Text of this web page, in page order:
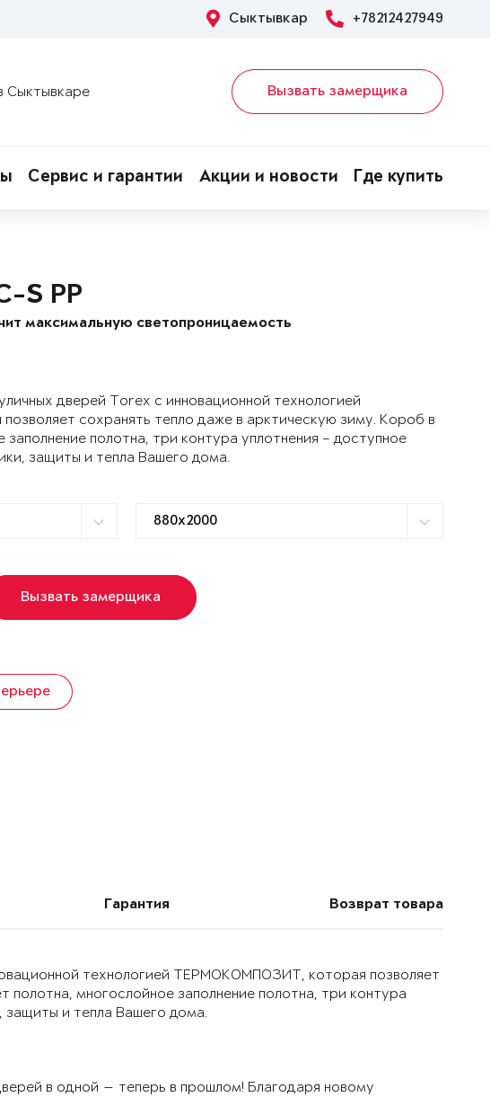
Сыктывкар +78212427949
Сыктывкаре Вызвать замерщика
Сервис и гарантии Акции и новости Где купить
S PP
максимальную светопроницаемость
дверей Torex с инновационной технологией
сохранять тепло даже в арктическую зиму. Короб в
заполнение полотна, три контура уплотнения – доступное
защиты и тепла Вашего дома.
Вызвать замерщика
Гарантия Возврат товара
технологией ТЕРМОКОМПОЗИТ, которая позволяет
многослойное заполнение полотна, три контура
защиты и тепла Вашего дома.
в одной — теперь в прошлом! Благодаря новому